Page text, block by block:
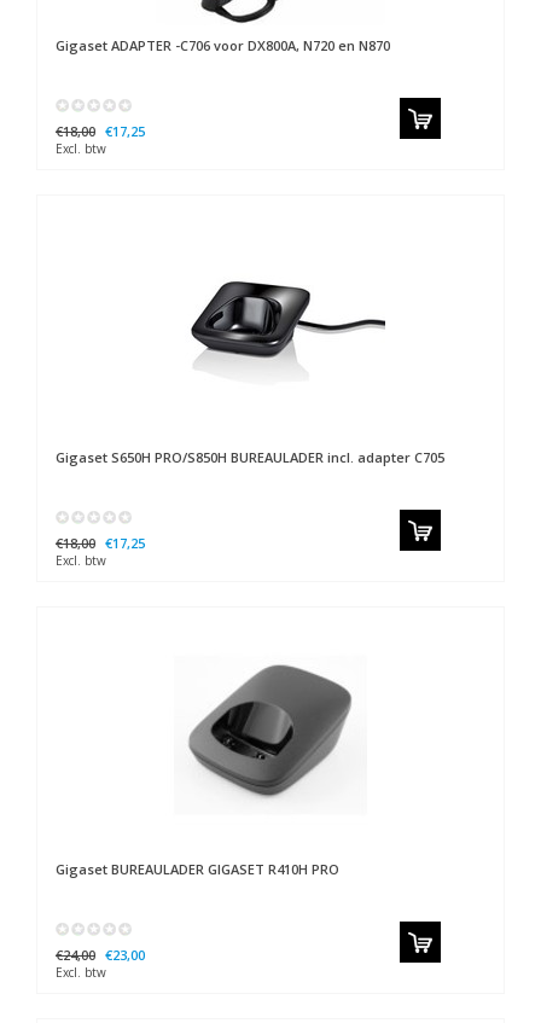
Gigaset ADAPTER -C706 voor DX800A, N720 en N870
€18,00 €17,25
Excl. btw
Gigaset S650H PRO/S850H BUREAULADER incl. adapter C705
€18,00 €17,25
Excl. btw
Gigaset BUREAULADER GIGASET R410H PRO
€24,00 €23,00
Excl. btw